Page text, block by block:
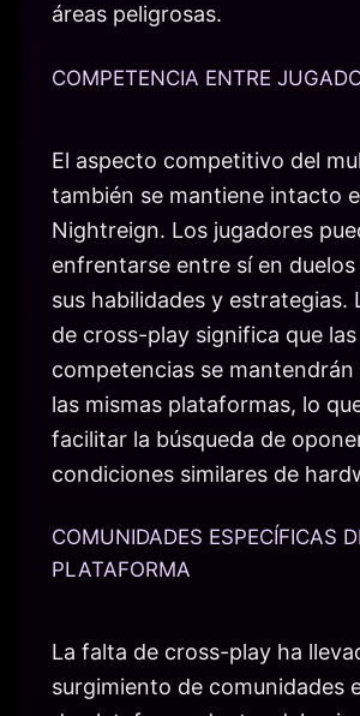
áreas peligrosas.
COMPETENCIA ENTRE
El aspecto competitivo del
también se mantiene intacto
Nightreign. Los jugadores
enfrentarse entre sí en
sus habilidades y estrategias.
de cross-play significa que las
competencias se
las mismas plataformas, lo
facilitar la búsqueda de
condiciones similares de
COMUNIDADES ESPECÍFICAS
PLATAFORMA
La falta de cross-play ha
surgimiento de comunidades